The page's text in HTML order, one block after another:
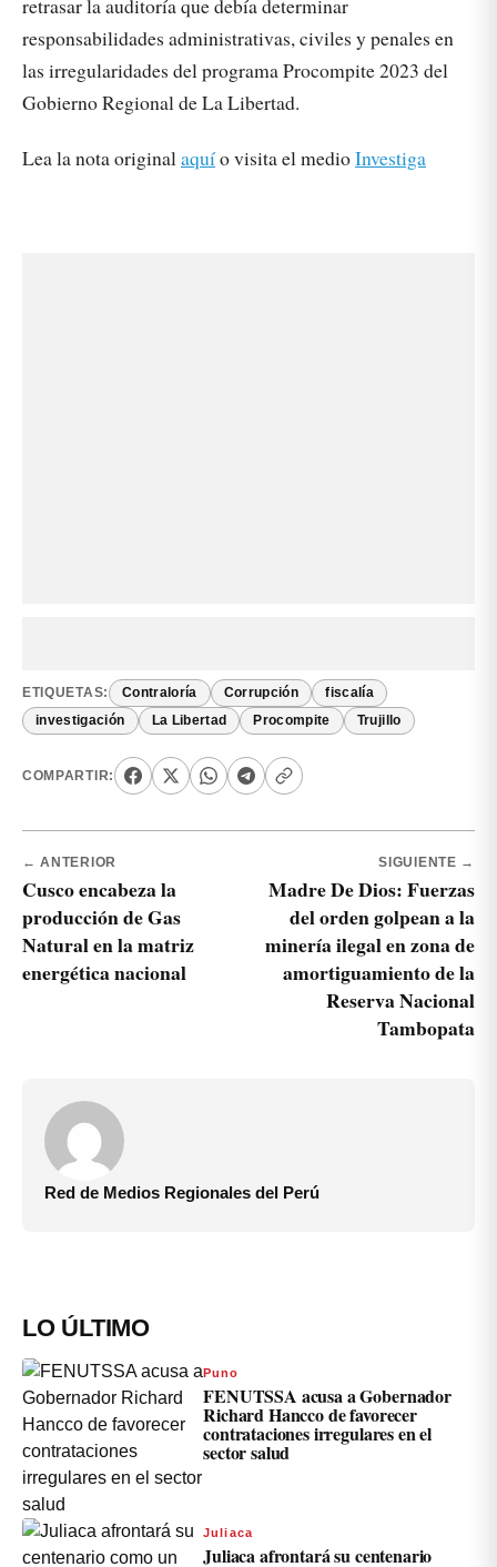
retrasar la auditoría que debía determinar
responsabilidades administrativas, civiles y penales en
las irregularidades del programa Procompite 2023 del
Gobierno Regional de La Libertad.
Lea la nota originalaquío visita el medioInvestiga
ETIQUETAS: Contraloría Corrupción fiscalía
investigación La Libertad Procompite Trujillo
COMPARTIR:
← ANTERIOR
Cusco encabeza la
producción de Gas
Natural en la matriz
energética nacional
SIGUIENTE →
Madre De Dios: Fuerzas
del orden golpean a la
minería ilegal en zona de
amortiguamiento de la
Reserva Nacional
Tambopata
Red de Medios Regionales del Perú
LO ÚLTIMO
Puno
FENUTSSA acusa a Gobernador
Richard Hancco de favorecer
contrataciones irregulares en el
sector salud
Juliaca
Juliaca afrontará su centenario